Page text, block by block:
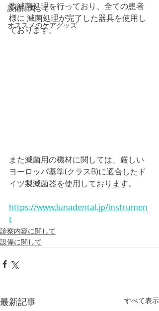
設備に関して
オススメのケアグッズ
数滅菌処理を行っており、全ての患者
様に 滅菌処理が完了した器具を使用し
ております。
また滅菌用の機材に関しては、厳しい
ヨーロッパ基準(クラスB)に適合したド
イツ製滅菌器を使用しております。
https://www.lunadental.jp/instrumen
t
診察内容に関して
設備に関して
最新記事 すべて表示